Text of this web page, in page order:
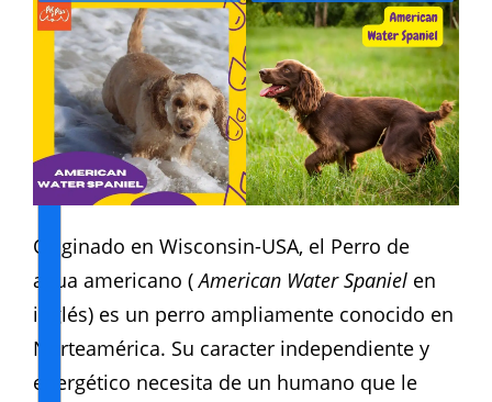
Originado en Wisconsin-USA, el Perro de
agua americano (American Water Spaniel en
inglés) es un perro ampliamente conocido en
Norteamérica. Su caracter independiente y
energético necesita de un humano que le